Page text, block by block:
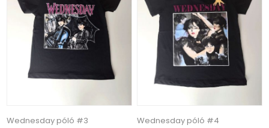
Wednesday póló #3
Wednesday póló #4